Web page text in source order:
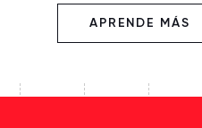
APRENDE MÁS